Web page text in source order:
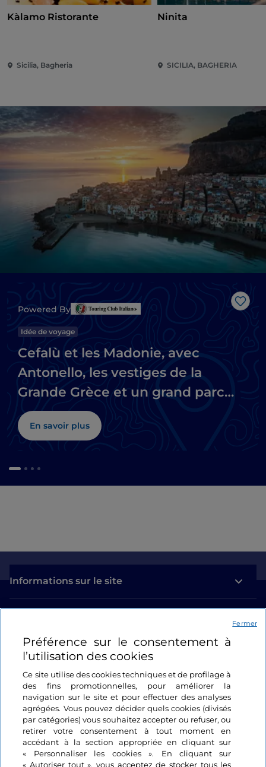
Kàlamo Ristorante
Sicilia, Bagheria
Ninita
SICILIA, BAGHERIA
Powered By
Idée de voyage
Cefalù et les Madonie, avec
Antonello, les vestiges de la
Grande Grèce et un grand parc
naturel
En savoir plus
Informations sur le site
Se connecter
Suivez-nous
Préférence sur le consentement à
l’utilisation des cookies
Ce site utilise des cookies techniques et de profilage à
des fins promotionnelles, pour améliorer la
navigation sur le site et pour effectuer des analyses
agrégées. Vous pouvez décider quels cookies (divisés
par catégories) vous souhaitez accepter ou refuser, ou
retirer votre consentement à tout moment en
accédant à la section appropriée en cliquant sur
« Personnaliser les cookies ». En cliquant sur
« Autoriser tout », vous acceptez de stocker tous les
Fermer